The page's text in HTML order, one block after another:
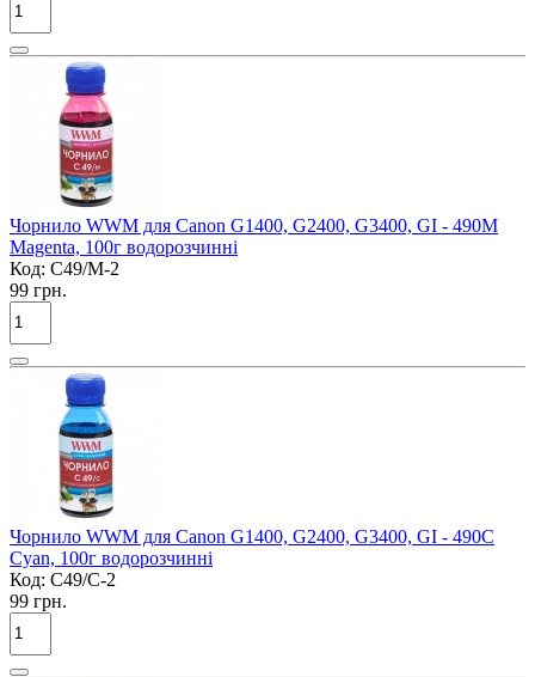
Чорнило WWM для Canon G1400, G2400, G3400, GI - 490M
Magenta, 100г водорозчинні
Код: C49/M-2
99 грн.
Чорнило WWM для Canon G1400, G2400, G3400, GI - 490C
Cyan, 100г водорозчинні
Код: C49/C-2
99 грн.